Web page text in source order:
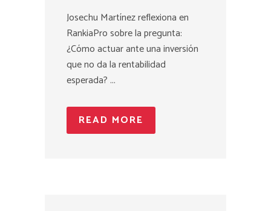
Josechu Martínez reflexiona en
RankiaPro sobre la pregunta:
¿Cómo actuar ante una inversión
que no da la rentabilidad
esperada? ...
READ MORE